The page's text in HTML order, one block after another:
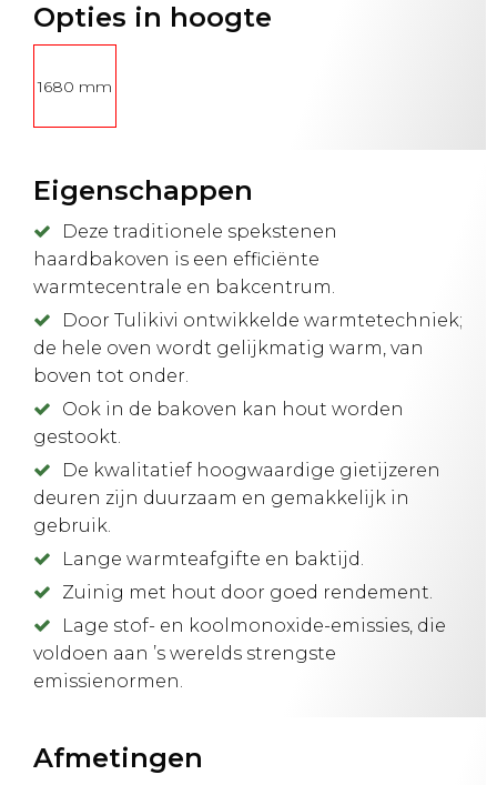
Opties in hoogte
1680 mm
Eigenschappen
Deze traditionele spekstenen
haardbakoven is een efficiënte
warmtecentrale en bakcentrum.
Door Tulikivi ontwikkelde warmtetechniek;
de hele oven wordt gelijkmatig warm, van
boven tot onder.
Ook in de bakoven kan hout worden
gestookt.
De kwalitatief hoogwaardige gietijzeren
deuren zijn duurzaam en gemakkelijk in
gebruik.
Lange warmteafgifte en baktijd.
Zuinig met hout door goed rendement.
Lage stof- en koolmonoxide-emissies, die
voldoen aan ’s werelds strengste
emissienormen.
Afmetingen